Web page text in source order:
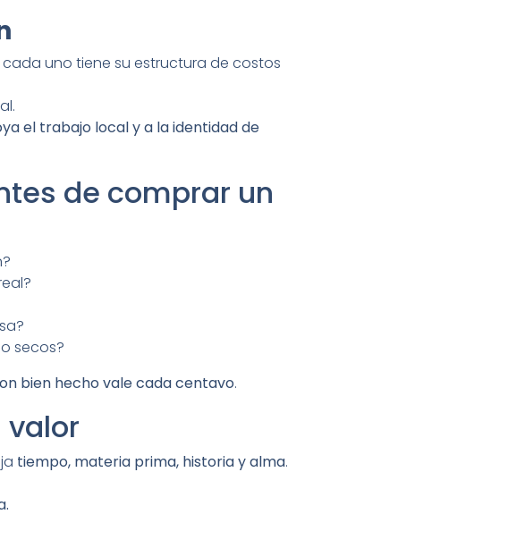
uno tiene su estructura de costos
el trabajo local y a la identidad de
de comprar un
secos?
bien hecho vale cada centavo.
valor
tiempo, materia prima, historia y alma.